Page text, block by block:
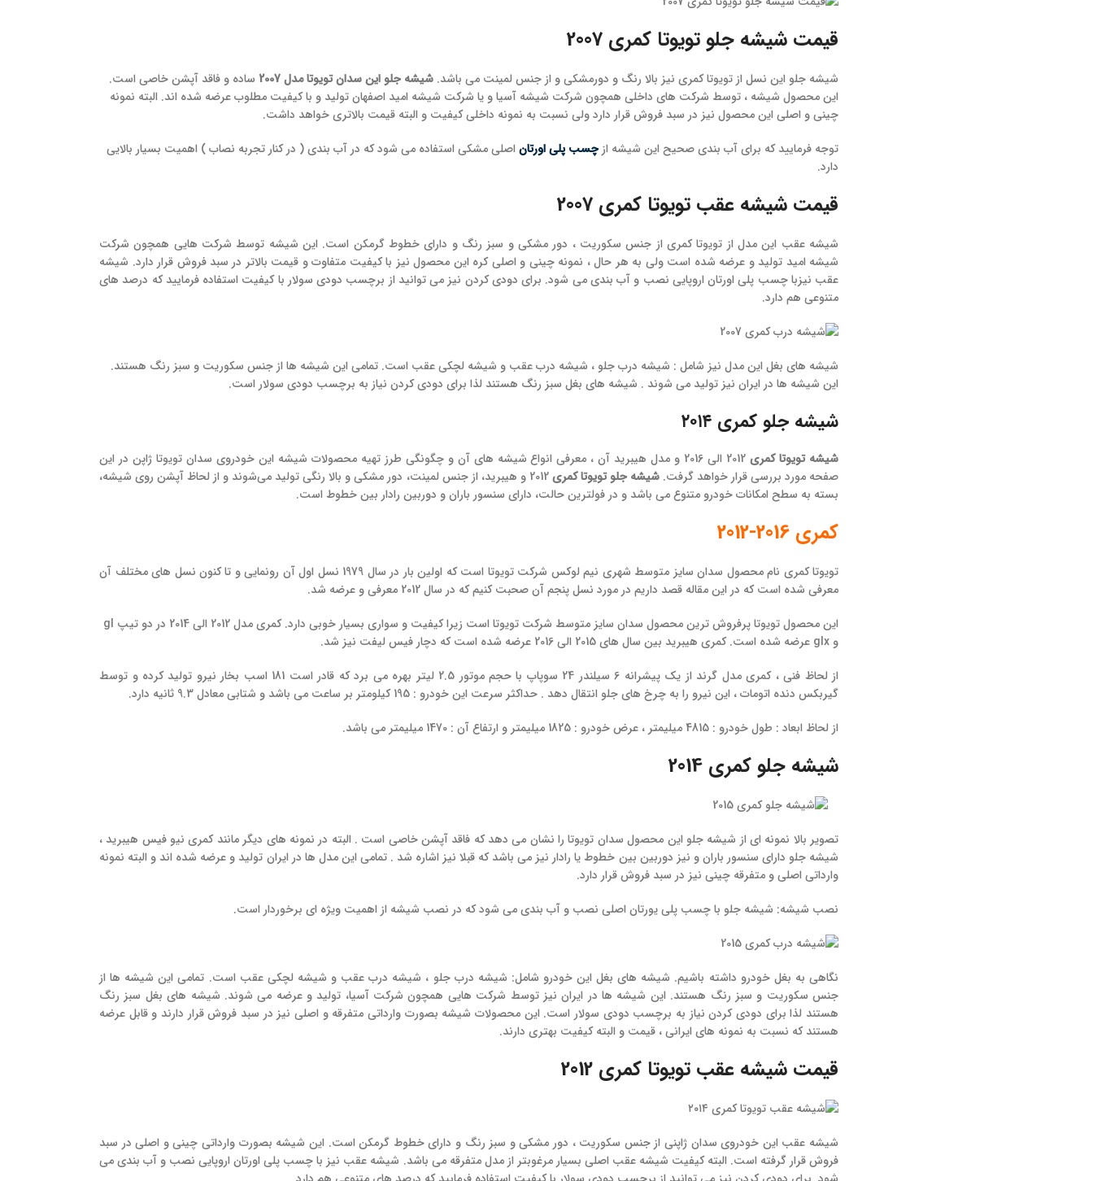
قیمت شیشه جلو تویوتا کمری 2007
شیشه جلو این نسل از تویوتا کمری نیز بالا رنگ و دورمشکی و از جنس لمینت می باشد. شیشه جلو این سدان تویوتا مدل 2007
ساده و فاقد آپشن خاصی است.
این محصول شیشه ، توسط شرکت های داخلی همچون شرکت شیشه آسیا و یا شرکت شیشه امید اصفهان تولید و با کیفیت مطلوب عرضه شده اند. البته نمونه
چینی و اصلی این محصول نیز در سبد فروش قرار دارد ولی نسبت به نمونه داخلی کیفیت و البته قیمت بالاتری خواهد داشت.
توجه فرمایید که برای آب بندی صحیح این شیشه ازچسب پلی اورتاناصلی مشکی استفاده می شود که در آب بندی ( در کنار تجربه نصاب ) اهمیت بسیار بالایی
دارد.
قیمت شیشه عقب تویوتا کمری 2007
شیشه عقب این مدل از تویوتا کمری از جنس سکوریت ، دور مشکی و سبز رنگ و دارای خطوط گرمکن است. این شیشه توسط شرکت هایی همچون شرکت
شیشه امید تولید و عرضه شده است ولی به هر حال ، نمونه چینی و اصلی کره این محصول نیز با کیفیت متفاوت و قیمت بالاتر در سبد فروش قرار دارد. شیشه
عقب نیزبا چسب پلی اورتان اروپایی نصب و آب بندی می شود. برای دودی کردن نیز می توانید از برچسب دودی سولار با کیفیت استفاده فرمایید که درصد های
متنوعی هم دارد.
شیشه های بغل این مدل نیز شامل : شیشه درب جلو ، شیشه درب عقب و شیشه لچکی عقب است. تمامی این شیشه ها از جنس سکوریت و سبز رنگ هستند.
این شیشه ها در ایران نیز تولید می شوند . شیشه های بغل سبز رنگ هستند لذا برای دودی کردن نیاز به برچسب دودی سولار است.
شیشه جلو کمری ۲۰۱۴
شیشه تویوتا کمری
2012 الی 2016 و مدل هیبرید آن ، معرفی انواع شیشه های آن و چگونگی طرز تهیه محصولات شیشه این خودروی سدان تویوتا ژاپن در این
صفحه مورد بررسی قرار خواهد گرفت.شیشه جلو تویوتا کمری
2012 و هیبرید، از جنس لمینت، دور مشکی و بالا رنگی تولید می‌شوند و از لحاظ آپشن روی شیشه،
بسته به سطح امکانات خودرو متنوع می باشد و در فولترین حالت، دارای سنسور باران و دوربین رادار بین خطوط است.
کمری 2016-2012
تویوتا کمری نام محصول سدان سایز متوسط شهری نیم لوکس شرکت تویوتا است که اولین بار در سال 1979 نسل اول آن رونمایی و تا کنون نسل های مختلف آن
معرفی شده است که در این مقاله قصد داریم در مورد نسل پنجم آن صحبت کنیم که در سال 2012 معرفی و عرضه شد.
این محصول تویوتا پرفروش ترین محصول سدان سایز متوسط شرکت تویوتا است زیرا کیفیت و سواری بسیار خوبی دارد. کمری مدل 2012 الی 2014 در دو تیپ gl
و glx عرضه شده است. کمری هیبرید بین سال های 2015 الی 2016 عرضه شده است که دچار فیس لیفت نیز شد.
از لحاظ فنی ، کمری مدل گرند از یک پیشرانه 6 سیلندر 24 سوپاپ با حجم موتور 2.5 لیتر بهره می برد که قادر است 181 اسب بخار نیرو تولید کرده و توسط
گیربکس دنده اتومات ، این نیرو را به چرخ های جلو انتقال دهد . حداکثر سرعت این خودرو : 195 کیلومتر بر ساعت می باشد و شتابی معادل 9.3 ثانیه دارد.
از لحاظ ابعاد : طول خودرو : 4815 میلیمتر ، عرض خودرو : 1825 میلیمتر و ارتفاع آن : 1470 میلیمتر می باشد.
شیشه جلو کمری 2014
تصویر بالا نمونه ای از شیشه جلو این محصول سدان تویوتا را نشان می دهد که فاقد آپشن خاصی است . البته در نمونه های دیگر مانند کمری نیو فیس هیبرید ،
شیشه جلو دارای سنسور باران و نیز دوربین بین خطوط یا رادار نیز می باشد که قبلا نیز اشاره شد . تمامی این مدل ها در ایران تولید و عرضه شده اند و البته نمونه
وارداتی اصلی و متفرقه چینی نیز در سبد فروش قرار دارد.
نصب شیشه: شیشه جلو با چسب پلی یورتان اصلی نصب و آب بندی می شود که در نصب شیشه از اهمیت ویژه ای برخوردار است.
نگاهی به بغل خودرو داشته باشیم. شیشه های بغل این خودرو شامل: شیشه درب جلو ، شیشه درب عقب و شیشه لچکی عقب است. تمامی این شیشه ها از
جنس سکوریت و سبز رنگ هستند. این شیشه ها در ایران نیز توسط شرکت هایی همچون شرکت آسیا، تولید و عرضه می شوند. شیشه های بغل سبز رنگ
هستند لذا برای دودی کردن نیاز به برچسب دودی سولار است. این محصولات شیشه بصورت وارداتی متفرقه و اصلی نیز در سبد فروش قرار دارند و قابل عرضه
هستند که نسبت به نمونه های ایرانی ، قیمت و البته کیفیت بهتری دارند.
قیمت شیشه عقب تویوتا کمری 2012
شیشه عقب این خودروی سدان ژاپنی از جنس سکوریت ، دور مشکی و سبز رنگ و دارای خطوط گرمکن است. این شیشه بصورت وارداتی چینی و اصلی در سبد
فروش قرار گرفته است. البته کیفیت شیشه عقب اصلی بسیار مرغوبتر از مدل متفرقه می باشد. شیشه عقب نیز با چسب پلی اورتان اروپایی نصب و آب بندی می